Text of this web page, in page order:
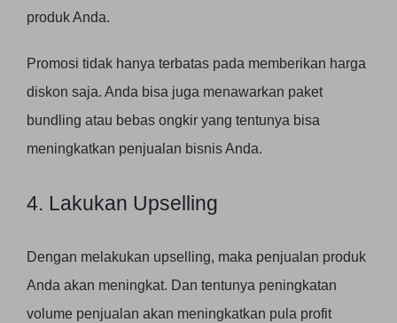
produk Anda.
Promosi tidak hanya terbatas pada memberikan harga
diskon saja. Anda bisa juga menawarkan paket
bundling atau bebas ongkir yang tentunya bisa
meningkatkan penjualan bisnis Anda.
4. Lakukan Upselling
Dengan melakukan upselling, maka penjualan produk
Anda akan meningkat. Dan tentunya peningkatan
volume penjualan akan meningkatkan pula profit